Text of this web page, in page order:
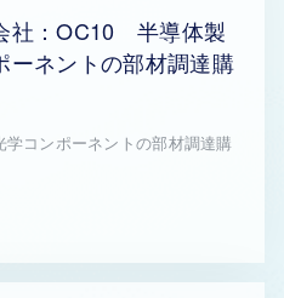
社：OC10 半導体製
ーネントの部材調達購
コンポーネントの部材調達購